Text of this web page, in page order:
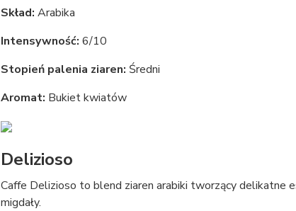
Skład: Arabika
Intensywność: 6/10
Stopień palenia ziaren: Średni
Aromat: Bukiet kwiatów
Delizioso
Caffe Delizioso to blend ziaren arabiki tworzący delikatne
migdały.